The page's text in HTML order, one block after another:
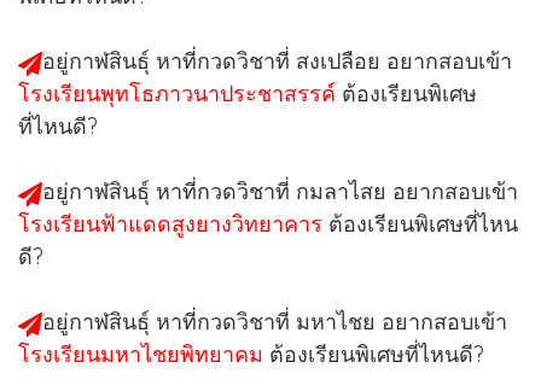
อยู่กาฬสินธุ์ หาที่กวดวิชาที่ สงเปลือย อยากสอบเข้า
โรงเรียนพุทโธภาวนาประชาสรรค์ ต้องเรียนพิเศษ
ที่ไหนดี?
อยู่กาฬสินธุ์ หาที่กวดวิชาที่ กมลาไสย อยากสอบเข้า
โรงเรียนฟ้าแดดสูงยางวิทยาคาร ต้องเรียนพิเศษที่ไหน
ดี?
อยู่กาฬสินธุ์ หาที่กวดวิชาที่ มหาไชย อยากสอบเข้า
โรงเรียนมหาไชยพิทยาคม ต้องเรียนพิเศษที่ไหนดี?